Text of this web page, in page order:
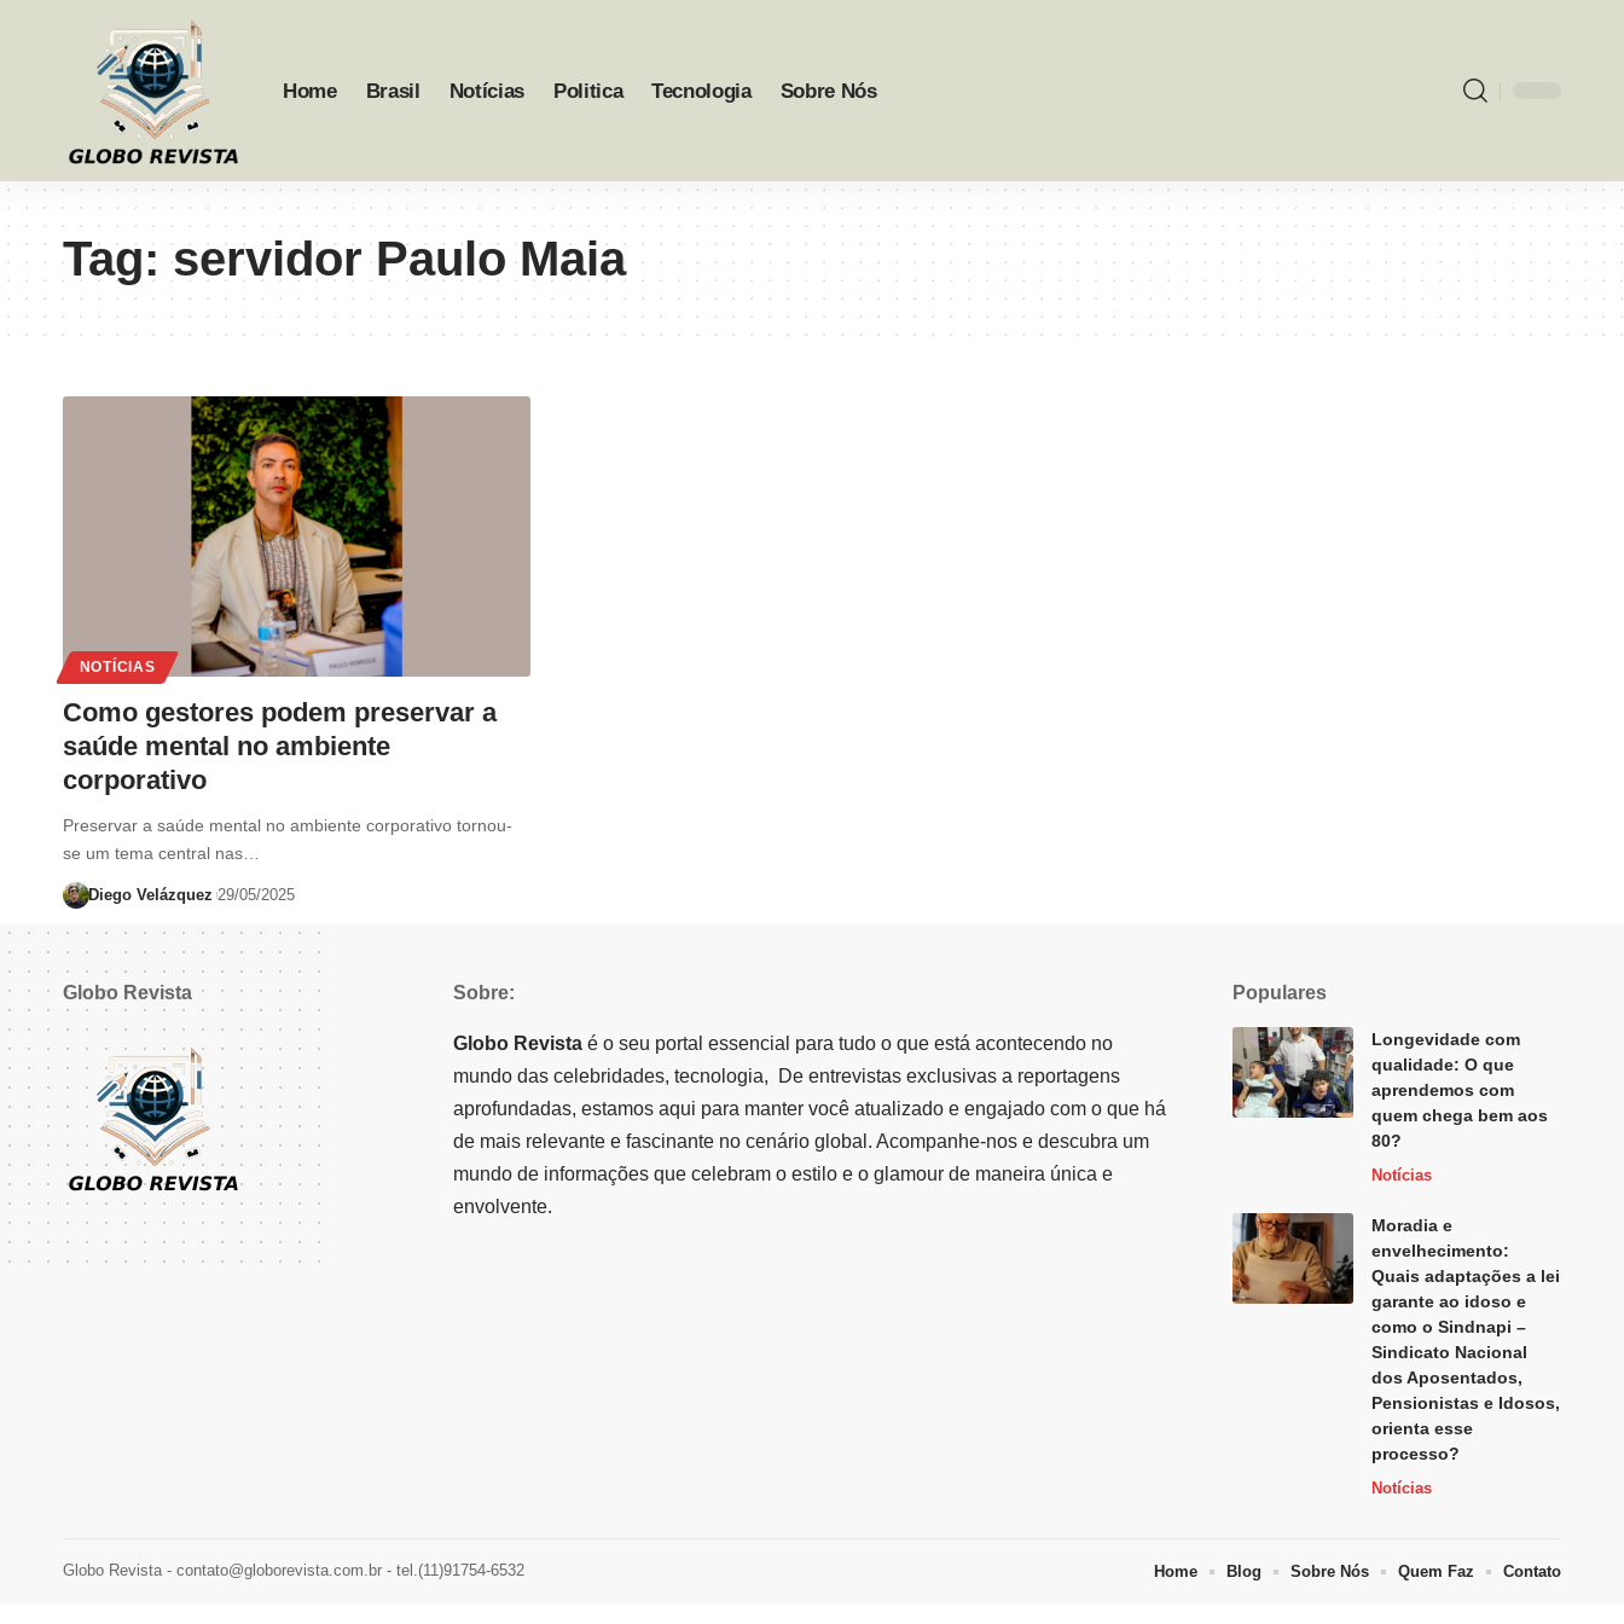
Home Brasil Notícias Politica Tecnologia Sobre Nós
Tag:servidor Paulo Maia
NOTÍCIAS
Como gestores podem preservar a
saúde mental no ambiente
corporativo
Preservar a saúde mental no ambiente corporativo tornou-
se um tema central nas…
Diego Velázquez 29/05/2025
Globo Revista Sobre:
Globo Revistaé o seu portal essencial para tudo o que está acontecendo no
mundo das celebridades, tecnologia, De entrevistas exclusivas a reportagens
aprofundadas, estamos aqui para manter você atualizado e engajado com o que há
de mais relevante e fascinante no cenário global. Acompanhe-nos e descubra um
mundo de informações que celebram o estilo e o glamour de maneira única e
envolvente.
Populares
Longevidade com
qualidade: O que
aprendemos com
quem chega bem aos
80?
Notícias
Moradia e
envelhecimento:
Quais adaptações a lei
garante ao idoso e
como o Sindnapi –
Sindicato Nacional
dos Aposentados,
Pensionistas e Idosos,
orienta esse
processo?
Notícias
Globo Revista - contato@globorevista.com.br - tel.(11)91754-6532 Home Blog Sobre Nós Quem Faz Contato